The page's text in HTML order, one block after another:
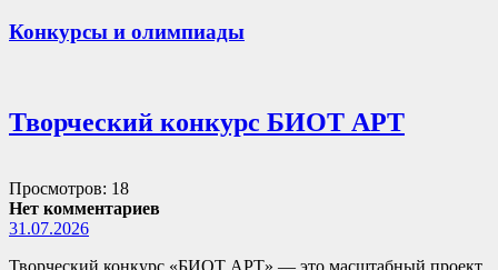
Конкурсы и олимпиады
Творческий конкурс БИОТ АРТ
Просмотров: 18
Нет комментариев
31.07.2026